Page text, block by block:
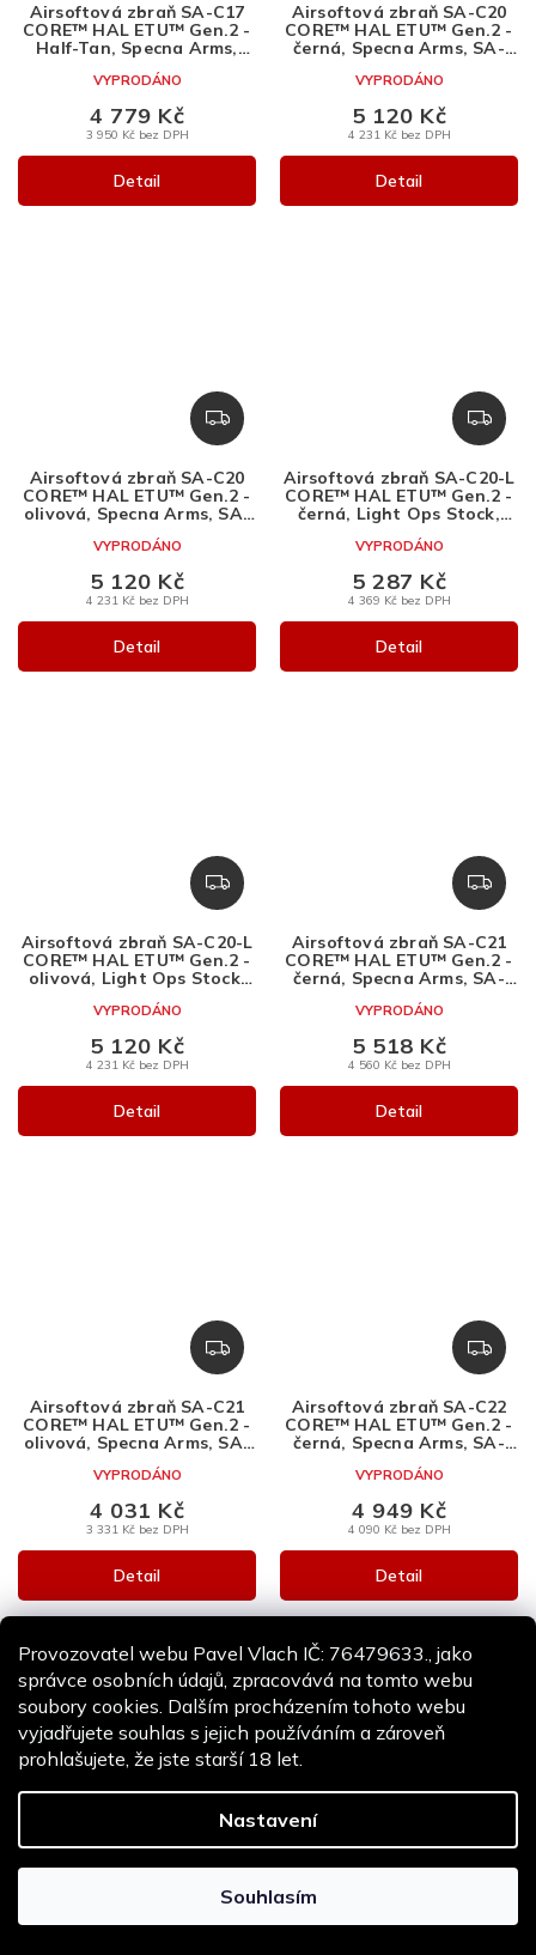
Provozovatel webu Pavel Vlach IČ: 76479633., jako
správce osobních údajů, zpracovává na tomto webu
soubory cookies. Dalším procházením tohoto webu
vyjadřujete souhlas s jejich používáním a zároveň
prohlašujete, že jste starší 18 let.
Nastavení
Souhlasím
R
M
Airsoftová zbraň SA-C17
CORE™ HAL ETU™ Gen.2 -
Half-Tan, Specna Arms,
VYPRODÁNO
3 950 Kč bez DPH
4 779 Kč
Detail
R
M
Airsoftová zbraň SA-C20
CORE™ HAL ETU™ Gen.2 -
černá, Specna Arms, SA-
VYPRODÁNO
4 231 Kč bez DPH
5 120 Kč
Detail
Z
D
R
M
Airsoftová zbraň SA-C20
CORE™ HAL ETU™ Gen.2 -
olivová, Specna Arms, SA-
VYPRODÁNO
4 231 Kč bez DPH
5 120 Kč
Detail
Z
D
R
M
Airsoftová zbraň SA-C20-L
CORE™ HAL ETU™ Gen.2 -
černá, Light Ops Stock,
VYPRODÁNO
4 369 Kč bez DPH
5 287 Kč
Detail
Z
D
R
M
Airsoftová zbraň SA-C20-L
CORE™ HAL ETU™ Gen.2 -
olivová, Light Ops Stock,
VYPRODÁNO
4 231 Kč bez DPH
5 120 Kč
Detail
Z
D
R
M
Airsoftová zbraň SA-C21
CORE™ HAL ETU™ Gen.2 -
černá, Specna Arms, SA-
VYPRODÁNO
4 560 Kč bez DPH
5 518 Kč
Detail
Z
D
R
M
Airsoftová zbraň SA-C21
CORE™ HAL ETU™ Gen.2 -
olivová, Specna Arms, SA-
VYPRODÁNO
3 331 Kč bez DPH
4 031 Kč
Detail
Z
D
R
M
Airsoftová zbraň SA-C22
CORE™ HAL ETU™ Gen.2 -
černá, Specna Arms, SA-
VYPRODÁNO
4 090 Kč bez DPH
4 949 Kč
Detail
Z
D
M
A
Airsoftová zbraň SA-C22
CORE™ HAL ETU™ Gen.2 -
olivová, Specna Arms, SA-
C22
A
Airsoftová zbraň SA-C23
CORE™ HAL ETU™ Gen.2 -
černá, Specna Arms, SA-
C23